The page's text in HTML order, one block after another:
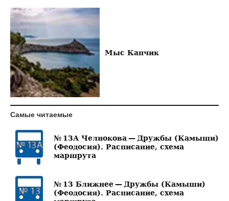
Мыс Капчик
Самые читаемые
№ 13А Челнокова — Дружбы (Камыши)
(Феодосия). Расписание, схема
маршрута
№ 13 Ближнее — Дружбы (Камыши)
(Феодосия). Расписание, схема